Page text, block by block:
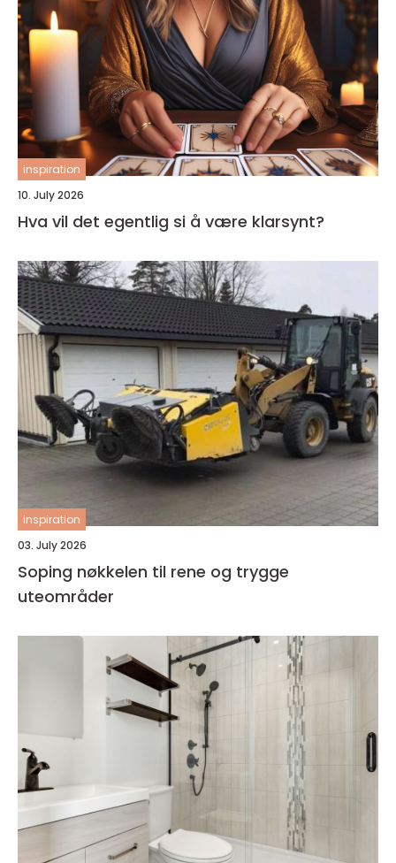
inspiration
10. July 2026
Hva vil det egentlig si å være klarsynt?
inspiration
03. July 2026
Soping nøkkelen til rene og trygge
uteområder